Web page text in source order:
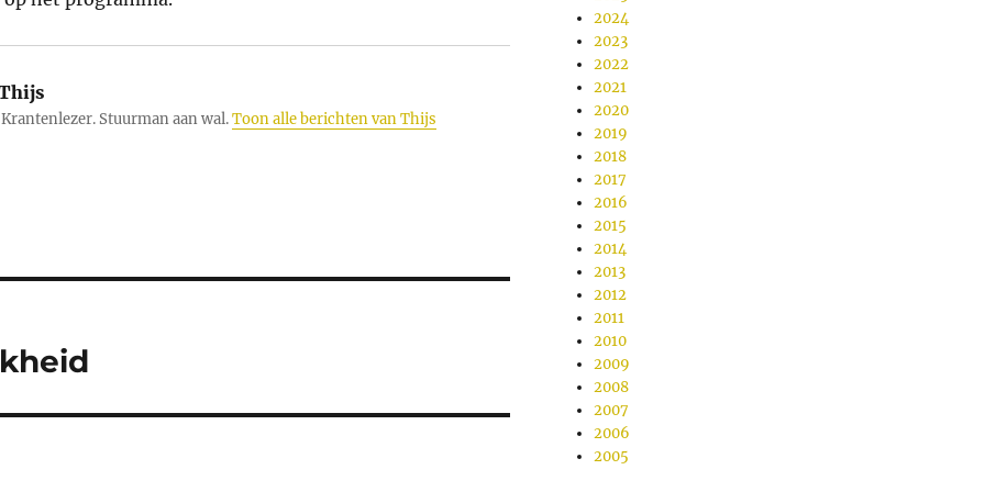
Stuurman aan wal.Toon alle berichten van Thijs
2024
2023
2022
2021
2020
2019
2018
2017
2016
2015
2014
2013
2012
2011
2010
2009
2008
2007
2006
2005